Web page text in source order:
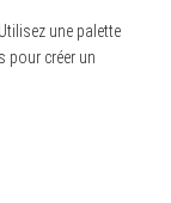
Utilisez une palette
pour créer un